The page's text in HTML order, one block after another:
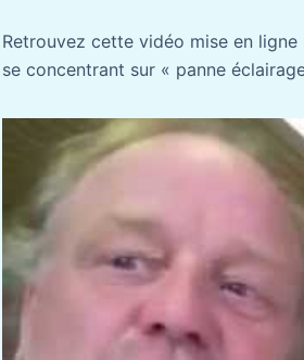
Retrouvez cette vidéo mise en ligne
se concentrant sur « panne